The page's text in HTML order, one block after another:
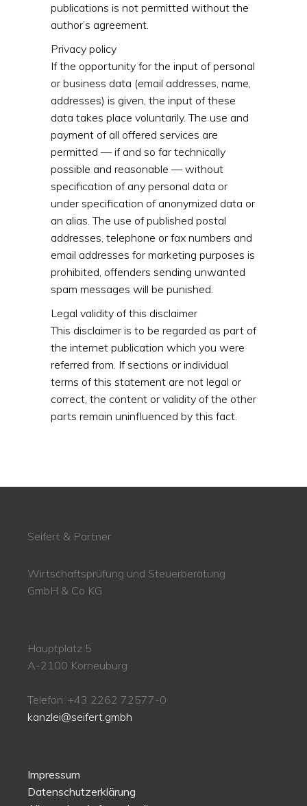
publications is not permitted without the
author’s agreement.
Privacy policy
If the opportunity for the input of personal
or business data (email addresses, name,
addresses) is given, the input of these
data takes place voluntarily. The use and
payment of all offered services are
permitted — if and so far technically
possible and reasonable — without
specification of any personal data or
under specification of anonymized data or
an alias. The use of published postal
addresses, telephone or fax numbers and
email addresses for marketing purposes is
prohibited, offenders sending unwanted
spam messages will be punished.
Legal validity of this disclaimer
This disclaimer is to be regarded as part of
the internet publication which you were
referred from. If sections or individual
terms of this statement are not legal or
correct, the content or validity of the other
parts remain uninfluenced by this fact.
Seifert & Partner
Wirtschaftsprüfung und Steuerberatung
GmbH & Co KG
Hauptplatz 5
A-2100 Korneuburg
Telefon: +43 2262 72577-0
kanzlei@seifert.gmbh
Impressum
Datenschutzerklärung